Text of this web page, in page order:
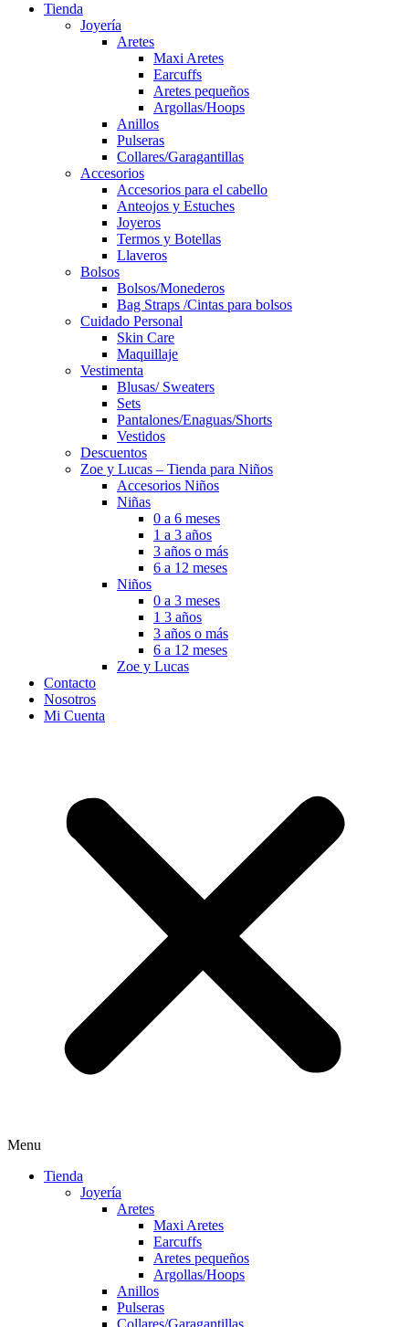
Tienda
Joyería
Aretes
Maxi Aretes
Earcuffs
Aretes pequeños
Argollas/Hoops
Anillos
Pulseras
Collares/Garagantillas
Accesorios
Accesorios para el cabello
Anteojos y Estuches
Joyeros
Termos y Botellas
Llaveros
Bolsos
Bolsos/Monederos
Bag Straps /Cintas para bolsos
Cuidado Personal
Skin Care
Maquillaje
Vestimenta
Blusas/ Sweaters
Sets
Pantalones/Enaguas/Shorts
Vestidos
Descuentos
Zoe y Lucas – Tienda para Niños
Accesorios Niños
Niñas
0 a 6 meses
1 a 3 años
3 años o más
6 a 12 meses
Niños
0 a 3 meses
1 3 años
3 años o más
6 a 12 meses
Zoe y Lucas
Contacto
Nosotros
Mi Cuenta
Menu
Tienda
Joyería
Aretes
Maxi Aretes
Earcuffs
Aretes pequeños
Argollas/Hoops
Anillos
Pulseras
Collares/Garagantillas